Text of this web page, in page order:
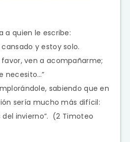
a quien le escribe:
y estoy solo.
ven a acompañarme;
necesito…”
sabiendo que en
sería mucho más difícil:
del invierno”. (2 Timoteo